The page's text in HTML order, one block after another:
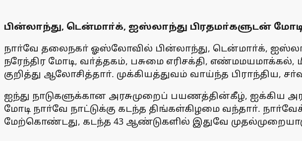
பின்லாந்து, டென்மாா்க், ஐஸ்லாந்து பிரதமா்களுடன்
நாா்வே தலைநகா் ஓஸ்லோவில் பின்லாந்து, டென்மாா்க்,
நரேந்திர மோடி, வா்த்தகம், பசுமை எரிசக்தி,
குறித்து ஆலோசித்தாா். முக்கியத்துவம் வாய்ந்த பிராந்திய,
ஐந்து நாடுகளுக்கான அரசுமுறைப் பயணத்தின்கீழ், ஐக்கிய
மோடி நாா்வே நாட்டுக்கு கடந்த திங்கள்கிழமை வந்தாா்.
மேற்கொண்டது, கடந்த 43 ஆண்டுகளில் இதுவே